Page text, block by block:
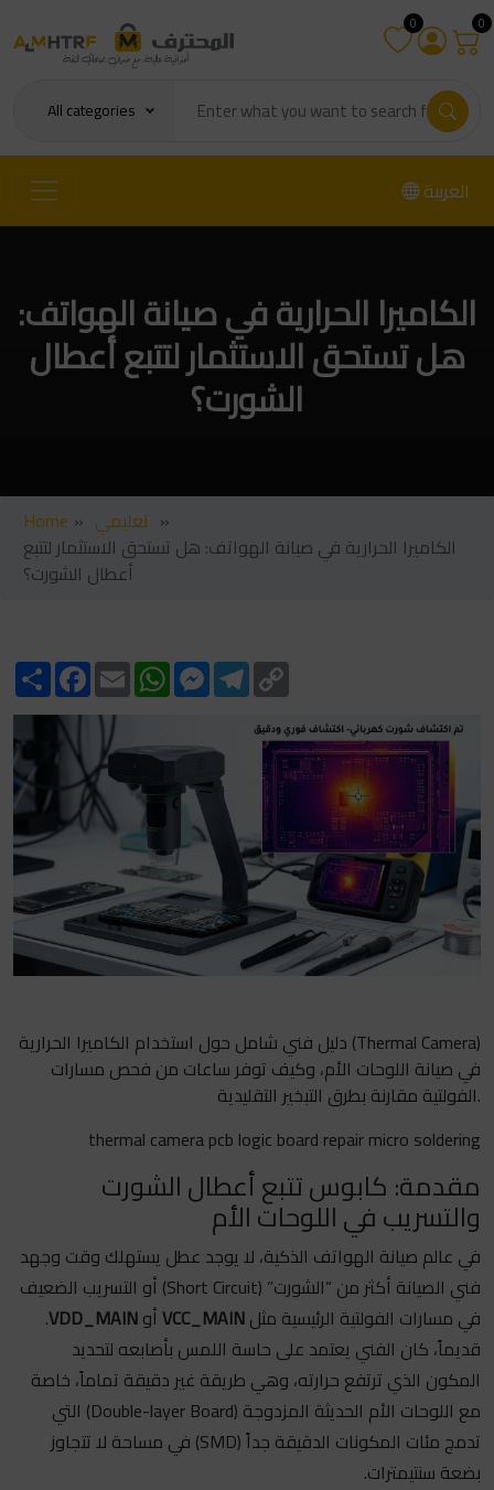
0 0
All categories
العربية
الكاميرا الحرارية في صيانة الهواتف:
هل تستحق الاستثمار لتتبع أعطال
الشورت؟
Home » تعليمي »
الكاميرا الحرارية في صيانة الهواتف: هل تستحق الاستثمار لتتبع
أعطال الشورت؟
ShareFacebook
EmailWhatsAppMessenger
Telegram
دليل فني شامل حول استخدام الكاميرا الحرارية (Thermal Camera)
في صيانة اللوحات الأم، وكيف توفر ساعات من فحص مسارات
الفولتية مقارنة بطرق التبخير التقليدية.
thermal camera pcb logic board repair micro soldering
مقدمة: كابوس تتبع أعطال الشورت
والتسريب في اللوحات الأم
في عالم صيانة الهواتف الذكية، لا يوجد عطل يستهلك وقت وجهد
فني الصيانة أكثر من “الشورت” (Short Circuit) أو التسريب الضعيف
في مسارات الفولتية الرئيسية مثلVCC_MAINأوVDD_MAIN
.
قديماً، كان الفني يعتمد على حاسة اللمس بأصابعه لتحديد
المكون الذي ترتفع حرارته، وهي طريقة غير دقيقة تماماً، خاصة
مع اللوحات الأم الحديثة المزدوجة (Double-layer Board) التي
تدمج مئات المكونات الدقيقة جداً (SMD) في مساحة لا تتجاوز
بضعة سنتيمترات.